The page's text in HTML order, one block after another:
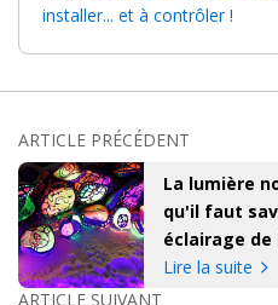
installer... et à contrôler !
ARTICLE PRÉCÉDENT
La lumière
qu'il faut
éclairage
Lire la suite
ARTICLE SUIVANT